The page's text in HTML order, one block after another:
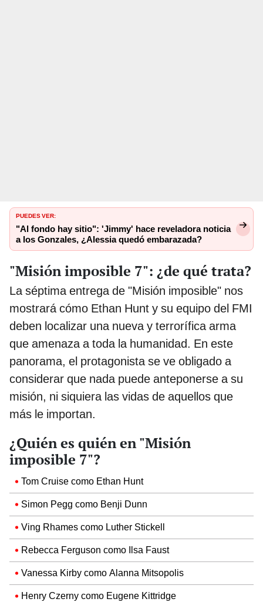
PUEDES VER:
"Al fondo hay sitio": 'Jimmy' hace reveladora noticia
a los Gonzales, ¿Alessia quedó embarazada?
"Misión imposible 7": ¿de qué trata?
La séptima entrega de "Misión imposible" nos
mostrará cómo Ethan Hunt y su equipo del FMI
deben localizar una nueva y terrorífica arma
que amenaza a toda la humanidad. En este
panorama, el protagonista se ve obligado a
considerar que nada puede anteponerse a su
misión, ni siquiera las vidas de aquellos que
más le importan.
¿Quién es quién en "Misión
imposible 7"?
Tom Cruise como Ethan Hunt
Simon Pegg como Benji Dunn
Ving Rhames como Luther Stickell
Rebecca Ferguson como Ilsa Faust
Vanessa Kirby como Alanna Mitsopolis
Henry Czerny como Eugene Kittridge